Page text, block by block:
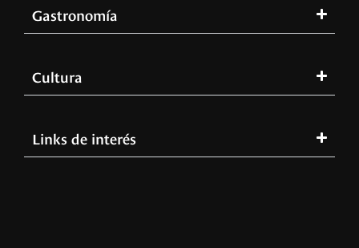
Gastronomía
Cultura
Links de interés